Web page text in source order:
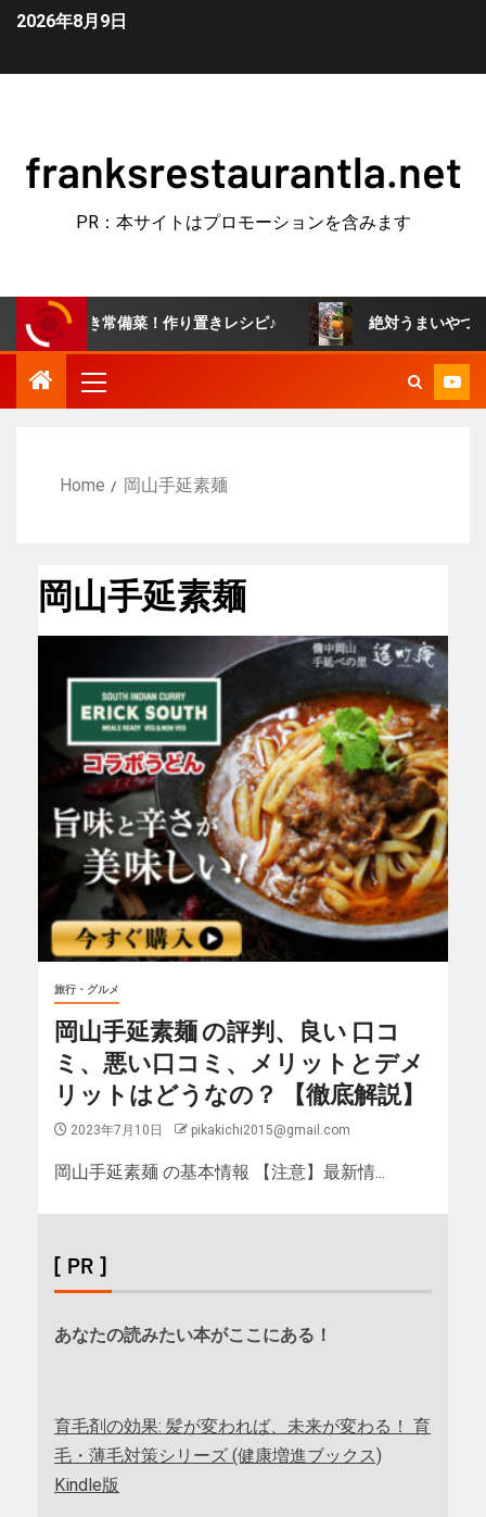
2026年8月9日
franksrestaurantla.net
PR：本サイトはプロモーションを含みます
き常備菜！作り置きレシピ♪ 絶対うまいやつ！牛す
Home 岡山手延素麺
岡山手延素麺
旅行・グルメ
岡山手延素麺 の評判、良い 口コ
ミ、悪い口コミ、メリットとデメ
リットはどうなの？ 【徹底解説】
2023年7月10日 pikakichi2015@gmail.com
岡山手延素麺 の基本情報 【注意】最新情...
[ PR ]
あなたの読みたい本がここにある！
育毛剤の効果: 髪が変われば、未来が変わる！ 育
毛・薄毛対策シリーズ (健康増進ブックス)
Kindle版